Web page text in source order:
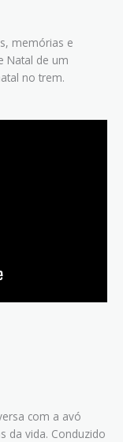
memórias e
Natal de um
no trem.
com a avó
da vida. Conduzido